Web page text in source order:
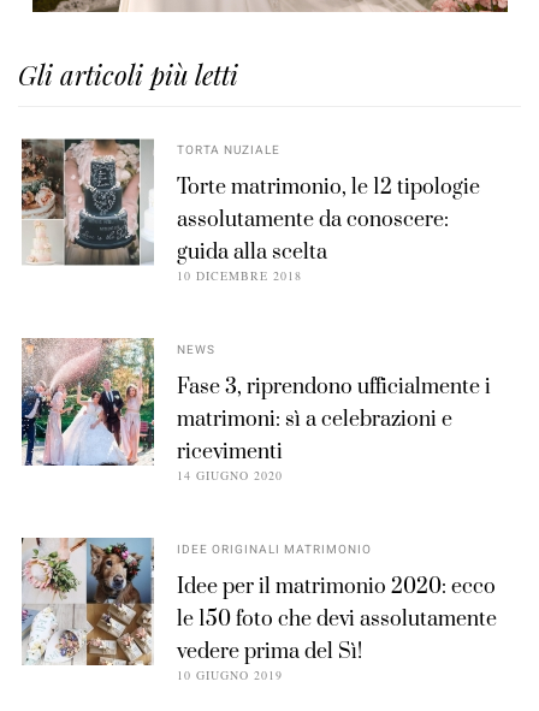
Gli articoli più letti
TORTA NUZIALE
Torte matrimonio, le 12 tipologie
assolutamente da conoscere:
guida alla scelta
10 DICEMBRE 2018
NEWS
Fase 3, riprendono ufficialmente i
matrimoni: sì a celebrazioni e
ricevimenti
14 GIUGNO 2020
IDEE ORIGINALI MATRIMONIO
Idee per il matrimonio 2020: ecco
le 150 foto che devi assolutamente
vedere prima del Sì!
10 GIUGNO 2019